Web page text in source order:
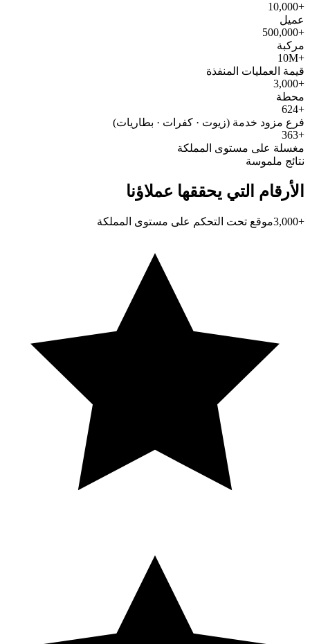
+10,000
عميل
+500,000
مركبة
+10M
قيمة العمليات المنفذة
+3,000
محطة
+624
فرع مزود خدمة (زيوت · كفرات · بطاريات)
+363
مغسلة على مستوى المملكة
نتائج ملموسة
الأرقام التي يحققها عملاؤنا
+3,000 موقع تحت التحكم على مستوى المملكة